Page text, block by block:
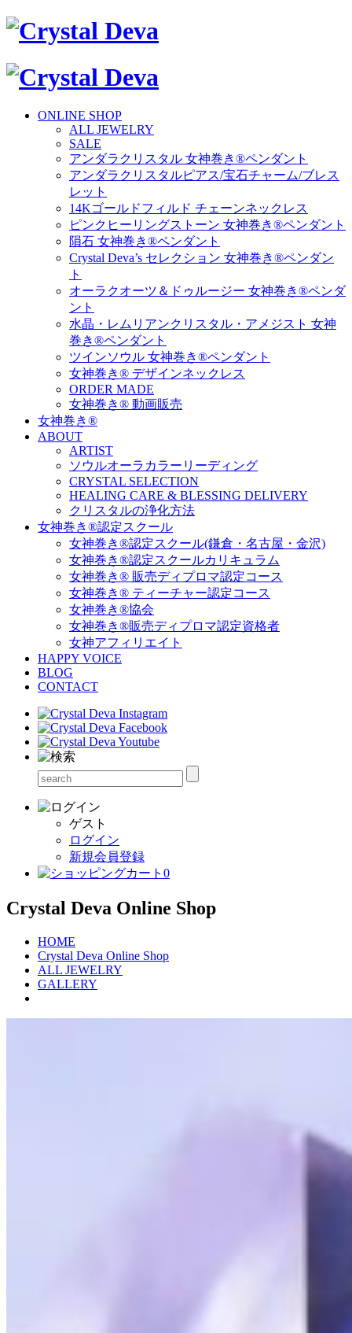
ONLINE SHOP
ALL JEWELRY
SALE
アンダラクリスタル 女神巻き®ペンダント
アンダラクリスタルピアス/宝石チャーム/ブレス
レット
14Kゴールドフィルド チェーンネックレス
ピンクヒーリングストーン 女神巻き®ペンダント
隕石 女神巻き®ペンダント
Crystal Deva’s セレクション 女神巻き®ペンダン
ト
オーラクオーツ＆ドゥルージー 女神巻き®ペンダ
ント
水晶・レムリアンクリスタル・アメジスト 女神
巻き®ペンダント
ツインソウル 女神巻き®ペンダント
女神巻き® デザインネックレス
ORDER MADE
女神巻き® 動画販売
女神巻き®
ABOUT
ARTIST
ソウルオーラカラーリーディング
CRYSTAL SELECTION
HEALING CARE & BLESSING DELIVERY
クリスタルの浄化方法
女神巻き®認定スクール
女神巻き®認定スクール(鎌倉・名古屋・金沢)
女神巻き®認定スクールカリキュラム
女神巻き® 販売ディプロマ認定コース
女神巻き® ティーチャー認定コース
女神巻き®協会
女神巻き®販売ディプロマ認定資格者
女神アフィリエイト
HAPPY VOICE
BLOG
CONTACT
ゲスト
ログイン
新規会員登録
0
Crystal Deva Online Shop
HOME
Crystal Deva Online Shop
ALL JEWELRY
GALLERY